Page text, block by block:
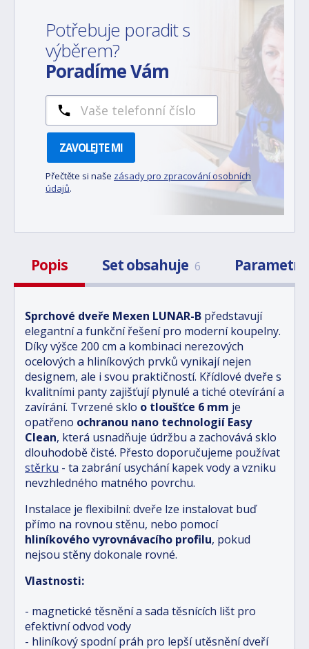
Potřebuje poradit s
výběrem?
Poradíme Vám
ZAVOLEJTE MI
Přečtěte si naše zásady pro zpracování osobních
údajů.
Popis Set obsahuje 6 Parametry
Sprchové dveře Mexen LUNAR-B představují
elegantní a funkční řešení pro moderní koupelny.
Díky výšce 200 cm a kombinaci nerezových
ocelových a hliníkových prvků vynikají nejen
designem, ale i svou praktičností. Křídlové dveře s
kvalitními panty zajišťují plynulé a tiché otevírání a
zavírání. Tvrzené sklo o tloušťce 6 mm je
opatřeno ochranou nano technologií Easy
Clean, která usnadňuje údržbu a zachovává sklo
dlouhodobě čisté. Přesto doporučujeme používat
stěrku - ta zabrání usychání kapek vody a vzniku
nevzhledného matného povrchu.
Instalace je flexibilní: dveře lze instalovat buď
přímo na rovnou stěnu, nebo pomocí
hliníkového vyrovnávacího profilu, pokud
nejsou stěny dokonale rovné.
Vlastnosti:
- magnetické těsnění a sada těsnících lišt pro
efektivní odvod vody
- hliníkový spodní práh pro lepší utěsnění dveří